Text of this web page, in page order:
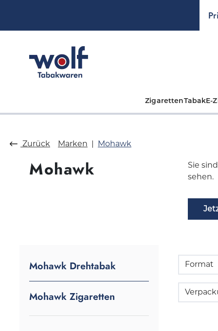
ZigarettenTabakE-
Zurück Marken Mohawk
Mohawk
Sie
sehen.
Mohawk Drehtabak
Mohawk Zigaretten
Format